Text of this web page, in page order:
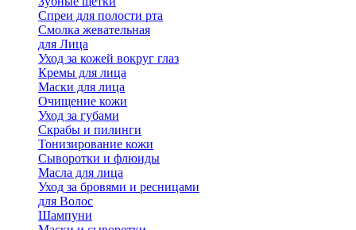
Спреи для полости рта
Смолка жевательная
для Лица
Уход за кожей вокруг глаз
Кремы для лица
Маски для лица
Очищение кожи
Уход за губами
Скрабы и пилинги
Тонизирование кожи
Сыворотки и флюиды
Масла для лица
Уход за бровями и ресницами
для Волос
Шампуни